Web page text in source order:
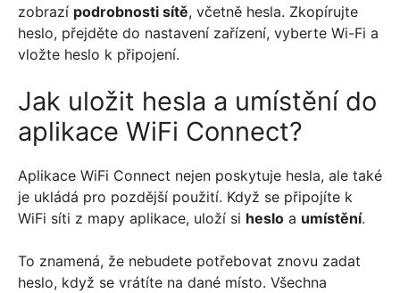
zobrazí podrobnosti sítě, včetně hesla. Zkopírujte
heslo, přejděte do nastavení zařízení, vyberte Wi-Fi a
vložte heslo k připojení.
Jak uložit hesla a umístění do
aplikace WiFi Connect?
Aplikace WiFi Connect nejen poskytuje hesla, ale také
je ukládá pro pozdější použití. Když se připojíte k
WiFi síti z mapy aplikace, uloží si heslo a umístění.
To znamená, že nebudete potřebovat znovu zadat
heslo, když se vrátíte na dané místo. Všechna